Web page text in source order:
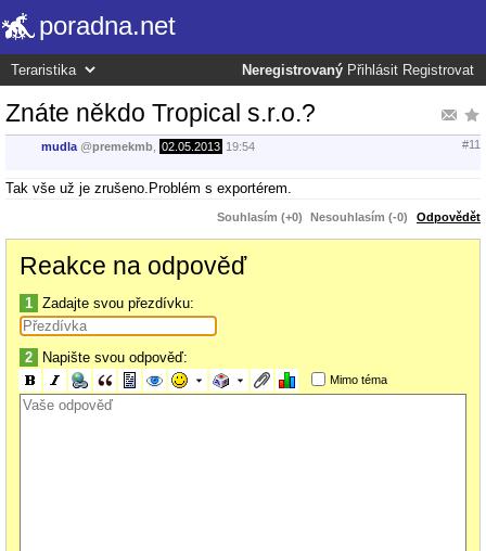
poradna.net
Neregistrovaný Přihlásit Registrovat
Znáte někdo Tropical s.r.o.?
mudla @premekmb 02.05.2013 19:54 #11
Tak vše už je zrušeno.Problém s exportérem.
Souhlasím (+0) Nesouhlasím (-0) Odpovědět
Reakce na odpověď
1 Zadajte svou přezdívku:
2 Napište svou odpověď:
Mimo téma